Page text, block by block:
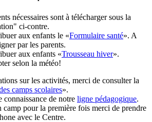
nécessaires sont à télécharger sous la
ci-contre.
aux enfants le «Formulaire santé». A
par les parents.
aux enfants «Trousseau hiver».
selon la météo!
sur les activités, merci de consulter la
camps scolaires».
connaissance de notre ligne pédagogique.
camp pour la première fois merci de prendre
avec le Centre.